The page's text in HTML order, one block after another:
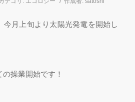
今月上旬より太陽光発電を開始し
操業開始です！